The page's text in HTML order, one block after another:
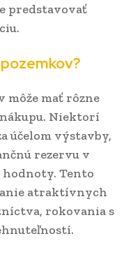
predstavovať
môže mať rôzne
Niektorí
účelom výstavby,
rezervu v
hodnoty. Tento
atraktívnych
rokovania s